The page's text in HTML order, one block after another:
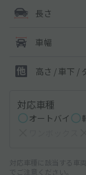
長さ
車幅
高さ / 車下 /
対応車種
オートバイ
対応車種に該当する車
でご注意ください。